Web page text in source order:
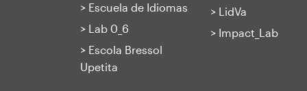
> Escuela de Idiomas
> Lab 0_6
> Escola Bressol
Upetita
> LidVa
> Impact_Lab